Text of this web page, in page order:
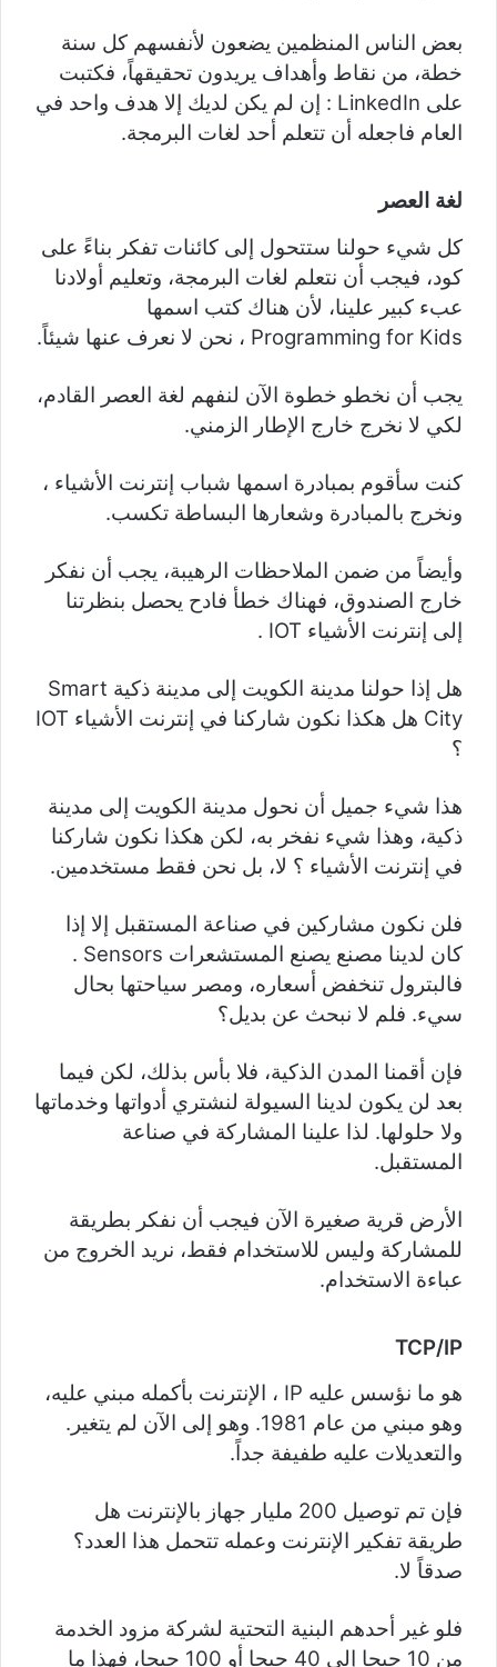
بعض الناس المنظمين يضعون لأنفسهم كل سنة
خطة، من نقاط وأهداف يريدون تحقيقهاً، فكتبت
على LinkedIn : إن لم يكن لديك إلا هدف واحد في
العام فاجعله أن تتعلم أحد لغات البرمجة.
لغة العصر
كل شيء حولنا ستتحول إلى كائنات تفكر بناءً على
كود، فيجب أن نتعلم لغات البرمجة، وتعليم أولادنا
عبء كبير علينا، لأن هناك كتب اسمها
Programming for Kids ، نحن لا نعرف عنها شيئاً.
يجب أن نخطو خطوة الآن لنفهم لغة العصر القادم،
لكي لا نخرج خارج الإطار الزمني.
كنت سأقوم بمبادرة اسمها شباب إنترنت الأشياء ،
ونخرج بالمبادرة وشعارها البساطة تكسب.
وأيضاً من ضمن الملاحظات الرهيبة، يجب أن نفكر
خارج الصندوق، فهناك خطأ فادح يحصل بنظرتنا
إلى إنترنت الأشياء IOT .
هل إذا حولنا مدينة الكويت إلى مدينة ذكية Smart
City هل هكذا نكون شاركنا في إنترنت الأشياء IOT
؟
هذا شيء جميل أن نحول مدينة الكويت إلى مدينة
ذكية، وهذا شيء نفخر به، لكن هكذا نكون شاركنا
في إنترنت الأشياء ؟ لا، بل نحن فقط مستخدمين.
فلن نكون مشاركين في صناعة المستقبل إلا إذا
كان لدينا مصنع يصنع المستشعرات Sensors .
فالبترول تنخفض أسعاره، ومصر سياحتها بحال
سيء. فلم لا نبحث عن بديل؟
فإن أقمنا المدن الذكية، فلا بأس بذلك، لكن فيما
بعد لن يكون لدينا السيولة لنشتري أدواتها وخدماتها
ولا حلولها. لذا علينا المشاركة في صناعة
المستقبل.
الأرض قرية صغيرة الآن فيجب أن نفكر بطريقة
للمشاركة وليس للاستخدام فقط، نريد الخروج من
عباءة الاستخدام.
TCP/IP
هو ما نؤسس عليه IP ، الإنترنت بأكمله مبني عليه،
وهو مبني من عام 1981. وهو إلى الآن لم يتغير.
والتعديلات عليه طفيفة جداً.
فإن تم توصيل 200 مليار جهاز بالإنترنت هل
طريقة تفكير الإنترنت وعمله تتحمل هذا العدد؟
صدقاً لا.
فلو غير أحدهم البنية التحتية لشركة مزود الخدمة
من 10 جيجا إلى 40 جيجا أو 100 جيجا، فهذا ما